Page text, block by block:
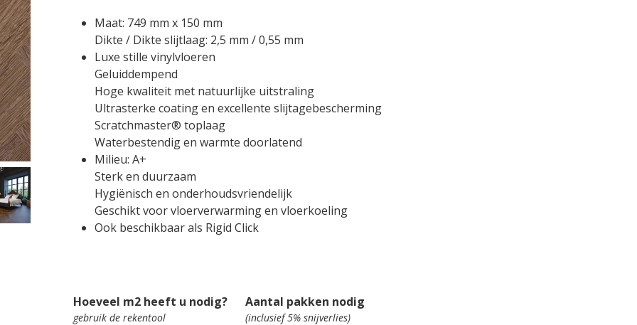
Maat: 749 mm x 150 mm
Dikte / Dikte slijtlaag: 2,5 mm / 0,55 mm
Luxe stille vinylvloeren
Geluiddempend
Hoge kwaliteit met natuurlijke uitstraling
Ultrasterke coating en excellente slijtagebescherming
Scratchmaster® toplaag
Waterbestendig en warmte doorlatend
Milieu: A+
Sterk en duurzaam
Hygiënisch en onderhoudsvriendelijk
Geschikt voor vloerverwarming en vloerkoeling
Ook beschikbaar als Rigid Click
Hoeveel m2 heeft u nodig?
gebruik de rekentool
Aantal pakken nodig
(inclusief 5% snijverlies)